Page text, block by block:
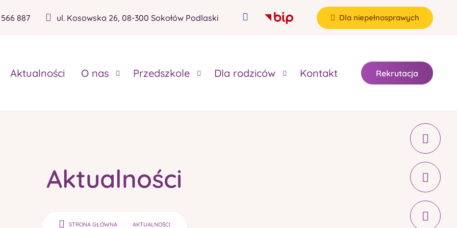
887 ul. Kosowska 26, 08-300 Sokołów Podlaski Dla niepełnosprawych
Aktualności O nas Przedszkole Dla rodziców Kontakt Rekrutacja
Aktualności
STRONA GŁÓWNA AKTUALNOŚCI